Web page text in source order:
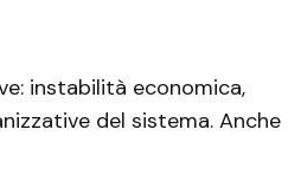
instabilità economica,
del sistema. Anche